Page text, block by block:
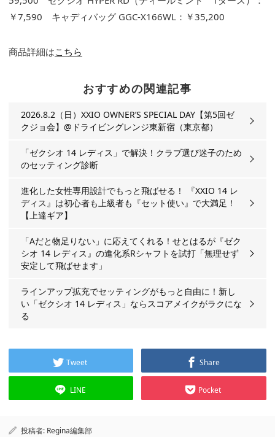
￥7,590 キャディバッグ GGC-X166WL：￥35,200
商品詳細はこちら
おすすめの関連記事
2026.8.2（日）XXIO OWNER’S SPECIAL DAY【第5回ゼ
クジョ会】@ドライビングレンジ東新宿（東京都）
「ゼクシオ 14 レディス」で解決！クラブ選び迷子のため
のセッティング診断
進化した女性専用設計でもっと飛ばせる！ 『XXIO 14 レ
ディス』は初心者も上級者も『セット使い』で大満足！
【上達ギア】
「Aだと物足りない」に応えてくれる！せとはるが『ゼク
シオ 14 レディス』の進化系Rシャフトを試打「無理せず
安定して飛ばせます」
ラインアップ拡充でセッティングがもっと自由に！新し
い「ゼクシオ 14 レディス」ならスコアメイクがラクにな
る
Tweet Share
LINE Pocket
投稿者: Regina編集部